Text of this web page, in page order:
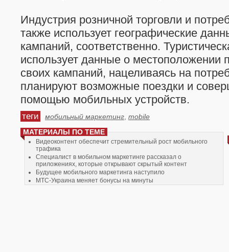
Индустрия розничной торговли и
также использует географические
кампаний, соответственно.
использует данные о местоположении
своих кампаний, нацеливаясь на
планируют возможные поездки и
помощью мобильных устройств.
теги мобильный маркетинг mobile
МАТЕРИАЛЫ ПО ТЕМЕ
Видеоконтент обеспечит стремительный рост мобильного
трафика
Специалист в мобильном маркетинге рассказал о
приложениях, которые открывают скрытый контент
Будущее мобильного маркетинга наступило
МТС-Украина меняет бонусы на минуты